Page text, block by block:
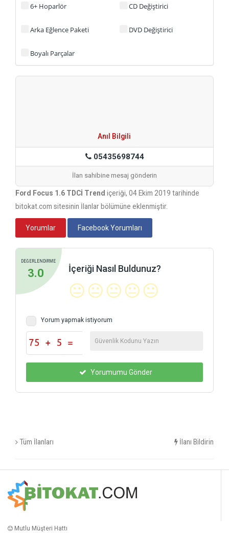
6+ Hoparlör CD Değiştirici
Arka Eğlence Paketi DVD Değiştirici
Boyalı Parçalar
Anıl Bilgili
05435698744
İlan sahibine mesaj gönderin
Ford Focus 1.6 TDCİ Trend içeriği, 04 Ekim 2019 tarihinde
bitokat.com sitesinin İlanlar bölümüne eklenmiştir.
Yorumlar Facebook Yorumları
DEĞERLENDİRME
3.0 İçeriği Nasıl Buldunuz?
😐😐😐😐😐
Yorum yapmak istiyorum
Yorumumu Gönder
Tüm İlanları İlanı Bildirin
Mutlu Müşteri Hattı